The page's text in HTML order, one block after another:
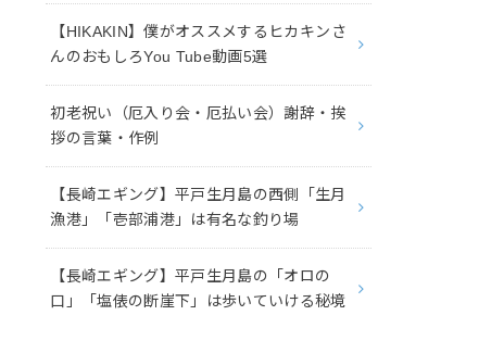
【HIKAKIN】僕がオススメするヒカキンさ
んのおもしろYou Tube動画5選
初老祝い（厄入り会・厄払い会）謝辞・挨
拶の言葉・作例
【長崎エギング】平戸生月島の西側「生月
漁港」「壱部浦港」は有名な釣り場
【長崎エギング】平戸生月島の「オロの
口」「塩俵の断崖下」は歩いていける秘境